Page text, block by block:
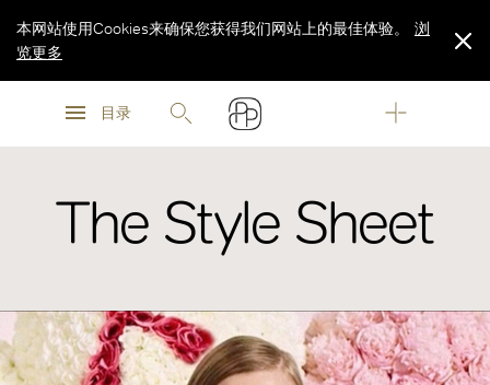
浏
目录
本网站使用Cookies来确保您获得我们网站上的最佳体验。
浏
览更多
The Style Sheet